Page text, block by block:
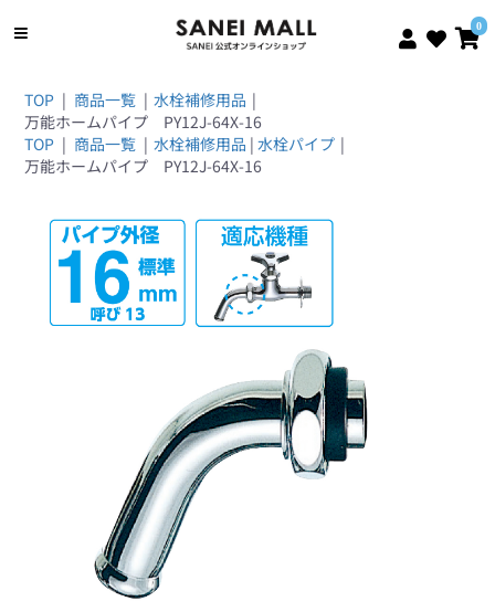
0
TOP | 商品一覧 | 水栓補修用品 |
万能ホームパイプ PY12J-64X-16
TOP | 商品一覧 | 水栓補修用品 | 水栓パイプ |
万能ホームパイプ PY12J-64X-16